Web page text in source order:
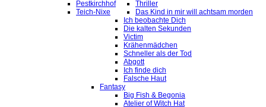
Pestkirchhof
Teich-Nixe
Thriller
Das Kind in mir will achtsam morden
Ich beobachte Dich
Die kalten Sekunden
Victim
Krähenmädchen
Schneller als der Tod
Abgott
Ich finde dich
Falsche Haut
Fantasy
Big Fish & Begonia
Atelier of Witch Hat